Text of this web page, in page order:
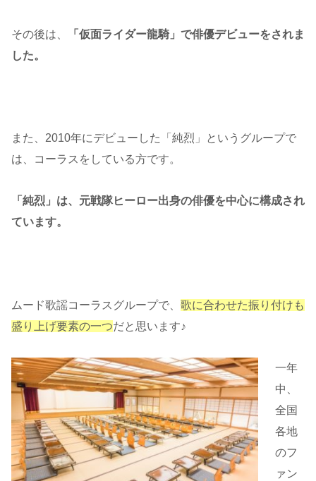
その後は、
「仮面ライダー龍騎」で俳優デビューをされま
した。
また、2010年にデビューした「純烈」というグループで
は、コーラスをしている方です。
「純烈」は、元戦隊ヒーロー出身の俳優を中心に構成され
ています。
ムード歌謡コーラスグループで、 歌に合わせた振り付けも
盛り上げ要素の一つだと思います♪
一年
中、
全国
各地
のフ
ァン